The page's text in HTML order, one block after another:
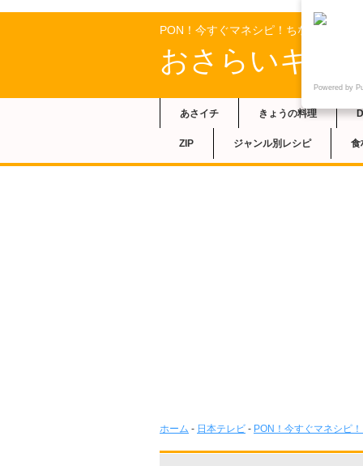
PON！今すぐマネシピ！ちなみ（千波
おさらいキッ
あさイチ きょうの料理
ZIP ジャンル別レシピ 食
ホーム - 日本テレビ - PON！今すぐマネシピ
Powered by